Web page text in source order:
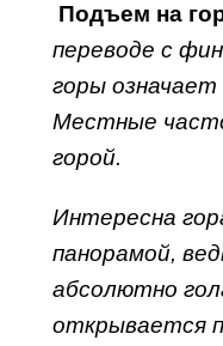
Подъем на
переводе с
горы
Местные
горой.
Интересна
панорамой,
абсолютно
открывается